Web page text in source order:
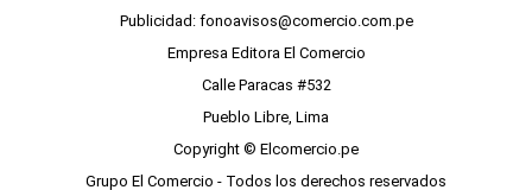
Publicidad: fonoavisos@comercio.com.pe
Empresa Editora El Comercio
Calle Paracas #532
Pueblo Libre, Lima
Copyright © Elcomercio.pe
Grupo El Comercio - Todos los derechos reservados